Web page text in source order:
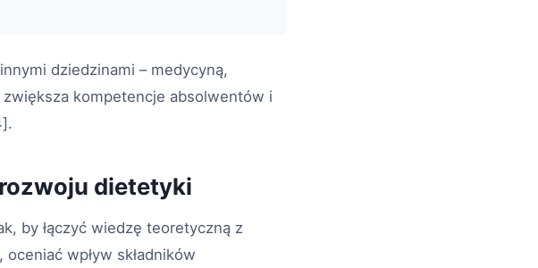
dziedzinami – medycyną,
kompetencje absolwentów i
dietetyki
by łączyć wiedzę teoretyczną z
wpływ składników